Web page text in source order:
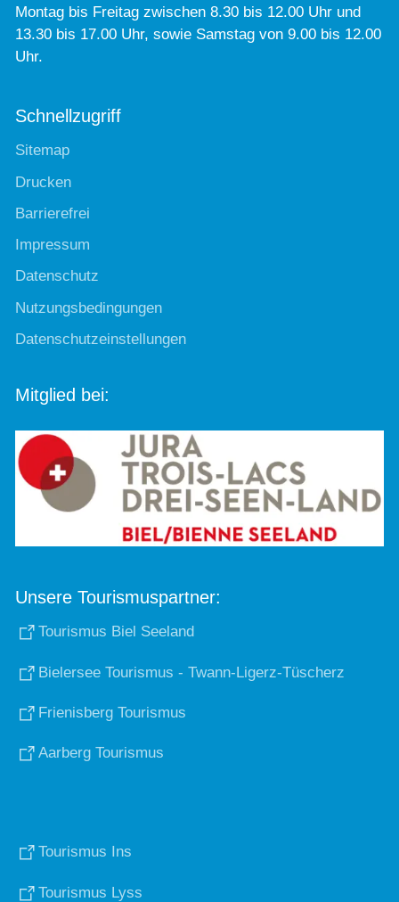
Montag bis Freitag zwischen 8.30 bis 12.00 Uhr und
13.30 bis 17.00 Uhr, sowie Samstag von 9.00 bis 12.00
Uhr.
Schnellzugriff
Sitemap
Drucken
Barrierefrei
Impressum
Datenschutz
Nutzungsbedingungen
Datenschutzeinstellungen
Mitglied bei:
Unsere Tourismuspartner:
Tourismus Biel Seeland
Bielersee Tourismus - Twann-Ligerz-Tüscherz
Frienisberg Tourismus
Aarberg Tourismus
Tourismus Ins
Tourismus Lyss